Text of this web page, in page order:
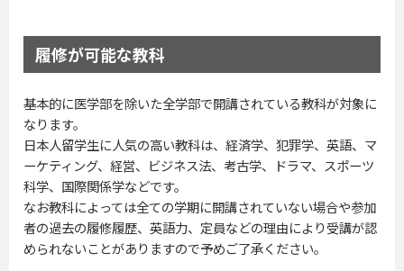
履修が可能な教科
基本的に医学部を除いた全学部で開講されている教科が対象に
なります。
日本人留学生に人気の高い教科は、経済学、犯罪学、英語、マ
ーケティング、経営、ビジネス法、考古学、ドラマ、スポーツ
科学、国際関係学などです。
なお教科によっては全ての学期に開講されていない場合や参加
者の過去の履修履歴、英語力、定員などの理由により受講が認
められないことがありますので予めご了承ください。